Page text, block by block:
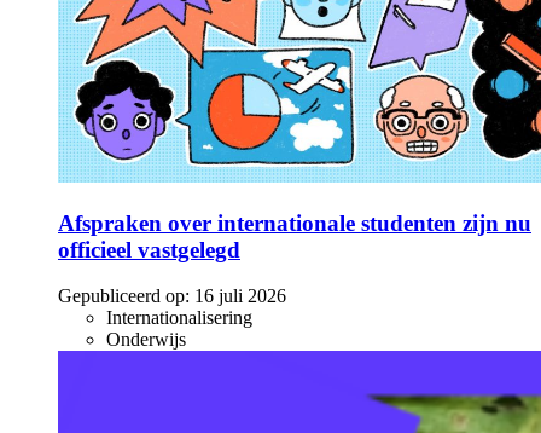
Afspraken over internationale studenten zijn nu
officieel vastgelegd
Gepubliceerd op: 16 juli 2026
Internationalisering
Onderwijs